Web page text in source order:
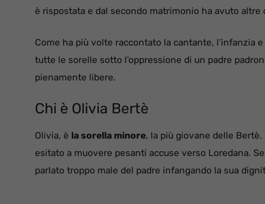
è rispostata e dal secondo matrimonio ha avuto altre
Come ha più volte raccontato la cantante, l’infanzia
tutte le sorelle sotto l’oppressione di un padre
pienamente libere.
Chi è Olivia Bertè
Olivia, è la sorella minore, la più giovane delle Bertè.
esitato a muovere pesanti accuse verso Loredana.
parlato troppo male del padre infangando la sua